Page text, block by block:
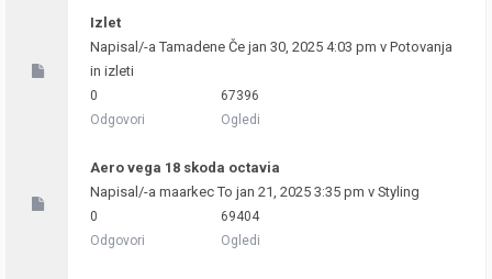
Izlet
Napisal/-aTamadene Če jan 30, 2025 4:03 pm v Potovanja
in izleti
0
Odgovori
67396
Ogledi
Aero vega 18 skoda octavia
Napisal/-a maarkecTo jan 21, 2025 3:35 pm v Styling
0
Odgovori
69404
Ogledi